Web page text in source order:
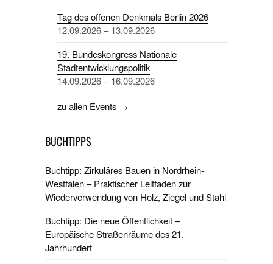
Tag des offenen Denkmals Berlin 2026
12.09.2026 – 13.09.2026
19. Bundeskongress Nationale
Stadtentwicklungspolitik
14.09.2026 – 16.09.2026
zu allen Events →
BUCHTIPPS
Buchtipp: Zirkuläres Bauen in Nordrhein-
Westfalen – Praktischer Leitfaden zur
Wiederverwendung von Holz, Ziegel und Stahl
Buchtipp: Die neue Öffentlichkeit –
Europäische Straßenräume des 21.
Jahrhundert